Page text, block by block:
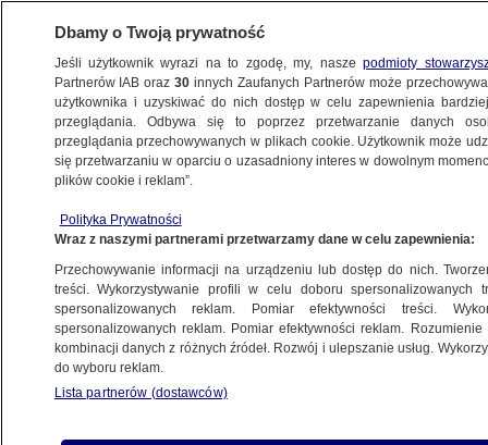
ŚWIAT
żołnierzy zawodowych
29.05.2022, 15:42
Udostępnij
Rosja otwiera drogę do rekrutacji większej liczby
Dbamy o Twoją prywatność
Jeśli użytkownik wyrazi na to zgodę, my, naszepodmioty
Partnerów IAB oraz30 innych Zaufanych Partnerów może
użytkownika i uzyskiwać do nich dostęp w celu zapewnienia
przeglądania. Odbywa się to poprzez przetwarzanie danych
przeglądania przechowywanych w plikach cookie. Użytkownik może
się przetwarzaniu w oparciu o uzasadniony interes w dowolnym
plików cookie i reklam”.
Polityka Prywatności
Wraz z naszymi partnerami przetwarzamy dane w celu zapewnienia:
Przechowywanie informacji na urządzeniu lub dostęp do nich.
treści. Wykorzystywanie profili w celu doboru spersonalizowanych
spersonalizowanych reklam. Pomiar efektywności treści.
spersonalizowanych reklam. Pomiar efektywności reklam.
kombinacji danych z różnych źródeł. Rozwój i ulepszanie usług.
do wyboru reklam.
Lista partnerów (dostawców)